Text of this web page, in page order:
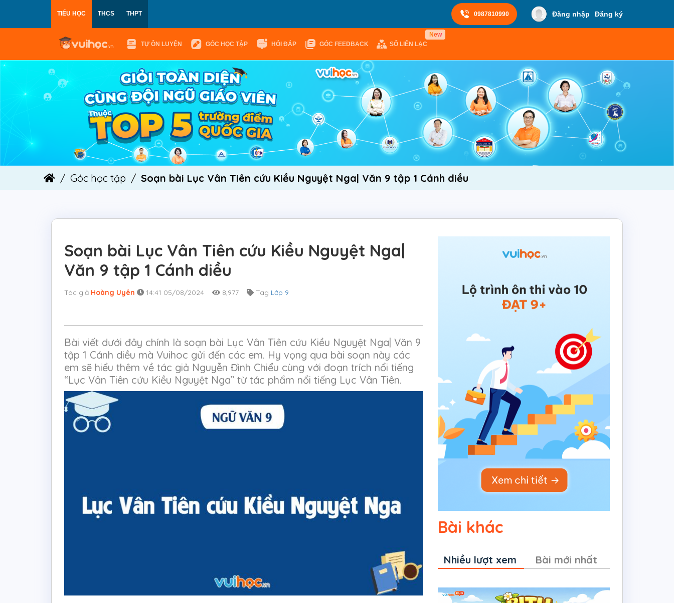
TIỂU HỌC THCS THPT 0987810990 Đăng nhập Đăng ký
TỰ ÔN LUYỆN GÓC HỌC TẬP HỎI ĐÁP GÓC FEEDBACK SỔ LIÊN LẠC
New
Góc học tập Soạn bài Lục Vân Tiên cứu Kiều Nguyệt Nga| Văn 9 tập 1 Cánh diều
Soạn bài Lục Vân Tiên cứu Kiều Nguyệt Nga|
Văn 9 tập 1 Cánh diều
Tác giả Hoàng Uyên 14:41 05/08/2024 8,977 Tag Lớp 9
Bài viết dưới đây chính là soạn bài Lục Vân Tiên cứu Kiều Nguyệt Nga| Văn 9
tập 1 Cánh diều mà Vuihoc gửi đến các em. Hy vọng qua bài soạn này các
em sẽ hiểu thêm về tác giả Nguyễn Đình Chiểu cùng với đoạn trích nổi tiếng
“Lục Vân Tiên cứu Kiều Nguyệt Nga” từ tác phẩm nổi tiếng Lục Vân Tiên.
Bài khác
Nhiều lượt xem Bài mới nhất